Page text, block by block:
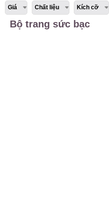
Giá Chất liệu Kích cỡ
Bộ trang sức bạc